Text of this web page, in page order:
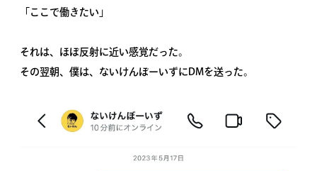
「ここで働きたい」
それは、ほぼ反射に近い感覚だった。
その翌朝、僕は、ないけんぼーいずにDMを送った。